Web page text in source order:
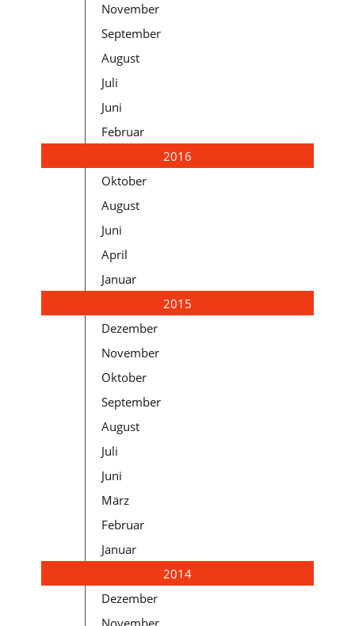
November
September
August
Juli
Juni
Februar
2016
Oktober
August
Juni
April
Januar
2015
Dezember
November
Oktober
September
August
Juli
Juni
März
Februar
Januar
2014
Dezember